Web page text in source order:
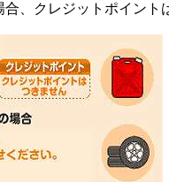
、クレジットポイント